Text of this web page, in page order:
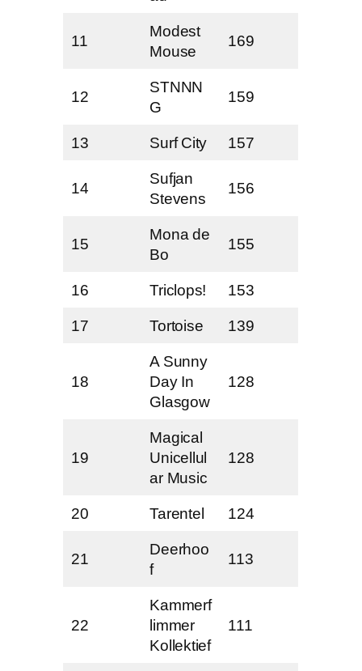
11
Modest
Mouse
169
12
STNNN
G
159
13 Surf City 157
14
Sufjan
Stevens
156
15
Mona de
Bo
155
16 Triclops! 153
17 Tortoise 139
18
A Sunny
Day In
Glasgow
128
19
Magical
Unicellul
ar Music
128
20 Tarentel 124
21
Deerhoo
f
113
22
Kammerf
limmer
Kollektief
111